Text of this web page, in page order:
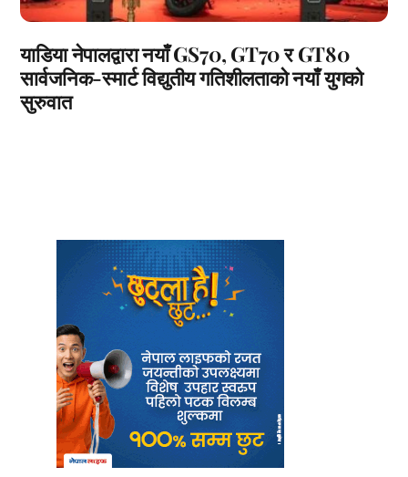
याडिया नेपालद्वारा नयाँ GS70, GT70 र GT80
सार्वजनिक-स्मार्ट विद्युतीय गतिशीलताको नयाँ युगको
सुरुवात